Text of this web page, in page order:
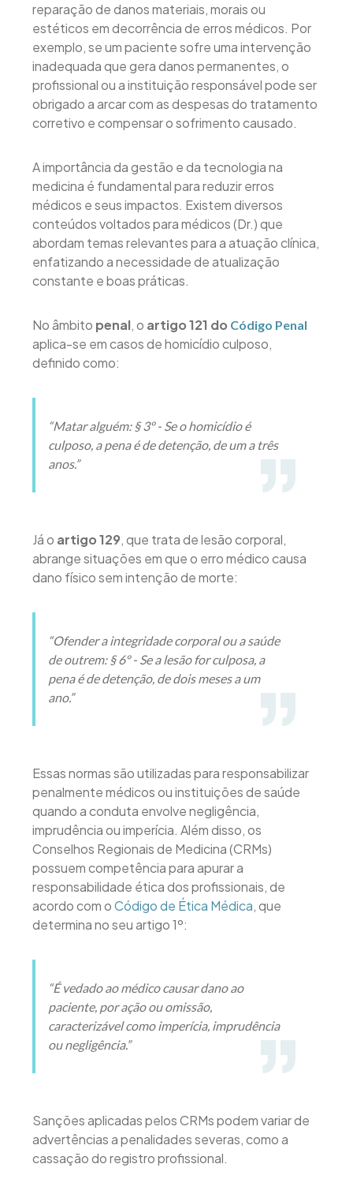
reparação de danos materiais, morais ou
estéticos em decorrência de erros médicos. Por
exemplo, se um paciente sofre uma intervenção
inadequada que gera danos permanentes, o
profissional ou a instituição responsável pode ser
obrigado a arcar com as despesas do tratamento
corretivo e compensar o sofrimento causado.
A importância da gestão e da tecnologia na
medicina é fundamental para reduzir erros
médicos e seus impactos. Existem diversos
conteúdos voltados para médicos (Dr.) que
abordam temas relevantes para a atuação clínica,
enfatizando a necessidade de atualização
constante e boas práticas.
No âmbito penal, o artigo 121 do Código Penal
aplica-se em casos de homicídio culposo,
definido como:
“Matar alguém: § 3º - Se o homicídio é
culposo, a pena é de detenção, de um a três
anos.”
Já o artigo 129, que trata de lesão corporal,
abrange situações em que o erro médico causa
dano físico sem intenção de morte:
“Ofender a integridade corporal ou a saúde
de outrem: § 6º - Se a lesão for culposa, a
pena é de detenção, de dois meses a um
ano.”
Essas normas são utilizadas para responsabilizar
penalmente médicos ou instituições de saúde
quando a conduta envolve negligência,
imprudência ou imperícia. Além disso, os
Conselhos Regionais de Medicina (CRMs)
possuem competência para apurar a
responsabilidade ética dos profissionais, de
acordo com oCódigo de Ética Médica, que
determina no seu artigo 1º:
“É vedado ao médico causar dano ao
paciente, por ação ou omissão,
caracterizável como imperícia, imprudência
ou negligência.”
Sanções aplicadas pelos CRMs podem variar de
advertências a penalidades severas, como a
cassação do registro profissional.